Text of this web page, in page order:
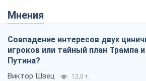
Мнения
Совпадение интересов двух
игроков или тайный план Трампа и
Путина?
Виктор Швец 12,0 т.